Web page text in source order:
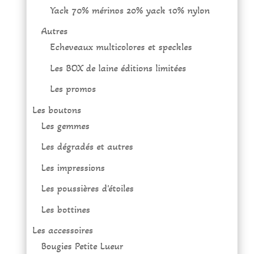
Yack 70% mérinos 20% yack 10% nylon
Autres
Echeveaux multicolores et speckles
Les BOX de laine éditions limitées
Les promos
Les boutons
Les gemmes
Les dégradés et autres
Les impressions
Les poussières d'étoiles
Les bottines
Les accessoires
Bougies Petite Lueur